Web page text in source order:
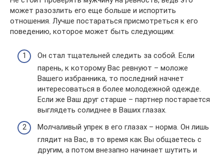
может разозлить его еще больше и испортить
отношения. Лучше постараться присмотреться к его
поведению, которое может быть следующим:
Он стал тщательней следить за собой. Если
парень, к которому Вас ревнуют – моложе
Вашего избранника, то последний начнет
интересоваться в более молодежной одежде.
Если же Ваш друг старше – партнер постарается
выглядеть солиднее в Ваших глазах.
Молчаливый упрек в его глазах – норма. Он лишь
глядит на Вас, в то время как Вы общаетесь с
другим, а потом внезапно начинает шутить и